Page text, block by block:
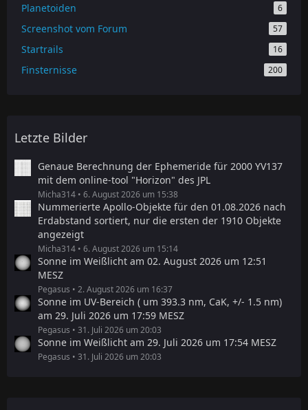
Planetoiden 6
Screenshot vom Forum 57
Startrails 16
Finsternisse 200
Letzte Bilder
Genaue Berechnung der Ephemeride für 2000 YV137
mit dem online-tool "Horizon" des JPL
Micha314 6. August 2026 um 15:38
Nummerierte Apollo-Objekte für den 01.08.2026 nach
Erdabstand sortiert, nur die ersten der 1910 Objekte
angezeigt
Micha314 6. August 2026 um 15:14
Sonne im Weißlicht am 02. August 2026 um 12:51
MESZ
Pegasus 2. August 2026 um 16:37
Sonne im UV-Bereich ( um 393.3 nm, CaK, +/- 1.5 nm)
am 29. Juli 2026 um 17:59 MESZ
Pegasus 31. Juli 2026 um 20:03
Sonne im Weißlicht am 29. Juli 2026 um 17:54 MESZ
Pegasus 31. Juli 2026 um 20:03